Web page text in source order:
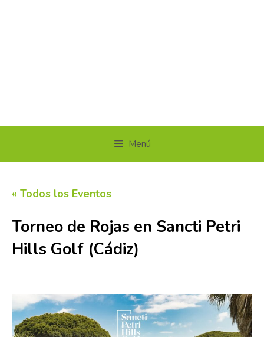
Menú
« Todos los Eventos
Torneo de Rojas en Sancti Petri
Hills Golf (Cádiz)